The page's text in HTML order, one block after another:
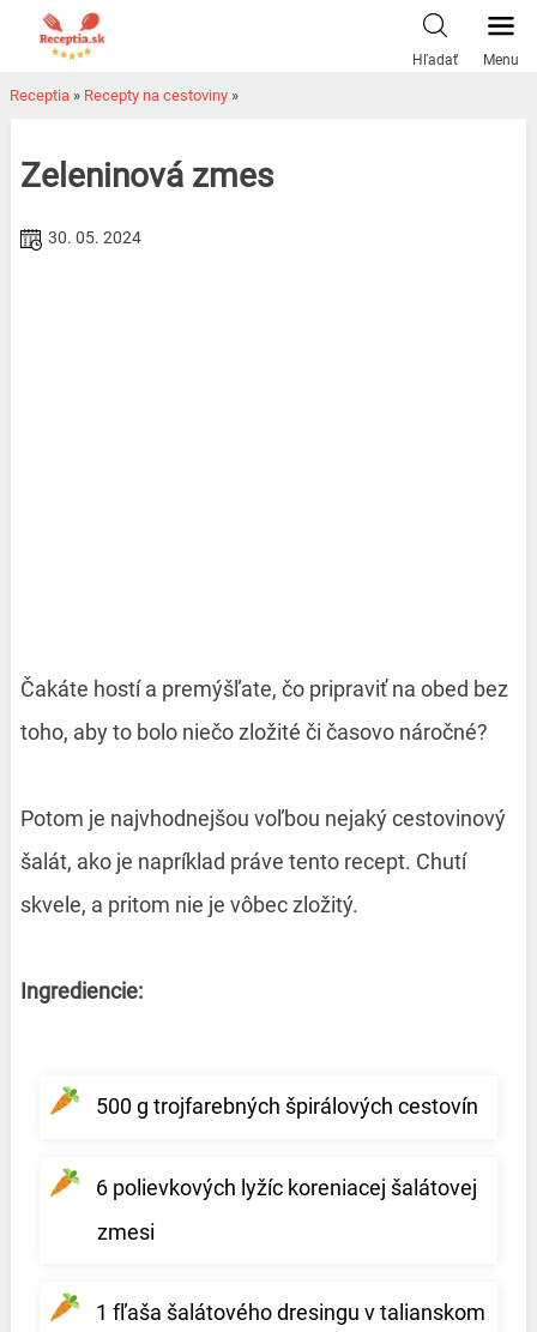
Hľadať Menu
Receptia » Recepty na cestoviny »
Zeleninová zmes
30. 05. 2024
Čakáte hostí a premýšľate, čo pripraviť na obed bez
toho, aby to bolo niečo zložité či časovo náročné?
Potom je najvhodnejšou voľbou nejaký cestovinový
šalát, ako je napríklad práve tento recept. Chutí
skvele, a pritom nie je vôbec zložitý.
Ingrediencie:
500 g trojfarebných špirálových cestovín
6 polievkových lyžíc koreniacej šalátovej
zmesi
1 fľaša šalátového dresingu v talianskom